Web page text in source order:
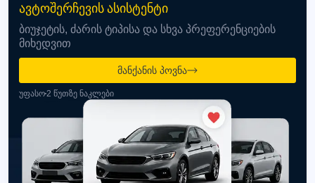
ᲐᲕᲢᲝᲨᲔᲠᲩᲔᲕᲘᲡ ᲐᲡᲘᲡᲢᲔᲜᲢᲘ
ბიუჯეტის, ძარის ტიპისა და სხვა პრეფერენციების
მიხედვით
მანქანის პოვნა
უფასო2 წუთზე ნაკლები